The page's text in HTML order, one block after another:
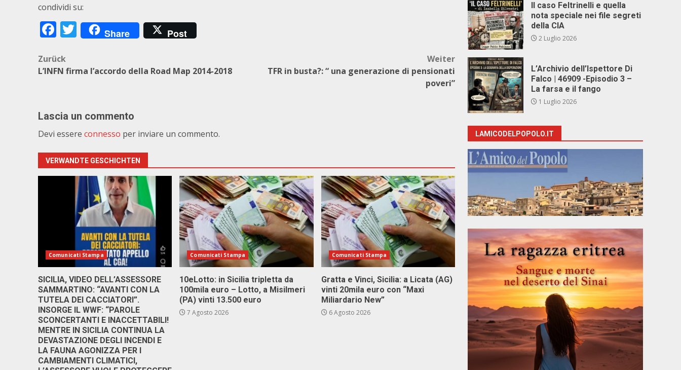
condividi su:
Facebook
Twitter
Share Post
Beitragsnavigation
Zurück
L’INFN firma l’accordo della Road Map 2014-2018
Weiter
TFR in busta?: “ una generazione di pensionati
poveri”
Lascia un commento
Devi essere connesso per inviare un commento.
VERWANDTE GESCHICHTEN
Comunicati Stampa
SICILIA, VIDEO DELL’ASSESSORE
SAMMARTINO: “AVANTI CON LA
TUTELA DEI CACCIATORI”.
INSORGE IL WWF: “PAROLE
SCONCERTANTI E INACCETTABILI!
MENTRE IN SICILIA CONTINUA LA
DEVASTAZIONE DEGLI INCENDI E
LA FAUNA AGONIZZA PER I
CAMBIAMENTI CLIMATICI,
Comunicati Stampa
10eLotto: in Sicilia tripletta da
100mila euro – Lotto, a Misilmeri
(PA) vinti 13.500 euro
7 Agosto 2026
Comunicati Stampa
Gratta e Vinci, Sicilia: a Licata (AG)
vinti 20mila euro con “Maxi
Miliardario New”
6 Agosto 2026
Il caso Feltrinelli e quella
nota speciale nei file segreti
della CIA
2 Luglio 2026
L’Archivio dell’Ispettore Di
Falco | 46909 -Episodio 3 –
La farsa e il fango
1 Luglio 2026
LAMICODELPOPOLO.IT